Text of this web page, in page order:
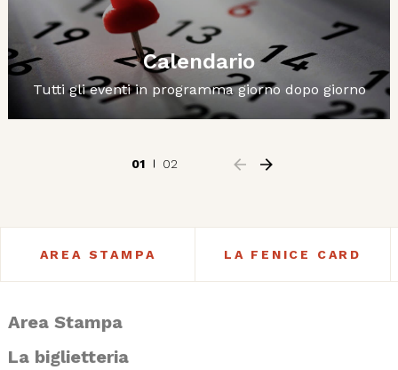
Calendario
Tutti gli eventi in programma giorno dopo giorno
01 02
AREA STAMPA LA FENICE CARD
Area Stampa
La biglietteria